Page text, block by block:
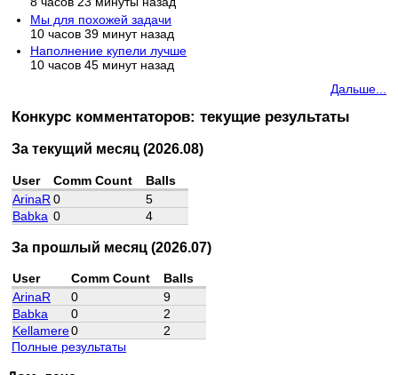
Мы для похожей задачи
10 часов 39 минут назад
Наполнение купели лучше
10 часов 45 минут назад
Дальше...
Конкурс комментаторов: текущие результаты
За текущий месяц (2026.08)
User Comm Count
Balls
ArinaR 0
5
Babka 0 4
За прошлый месяц (2026.07)
User Comm Count
Balls
ArinaR
0
9
Babka
0
2
Kellamere0
2
Полные результаты